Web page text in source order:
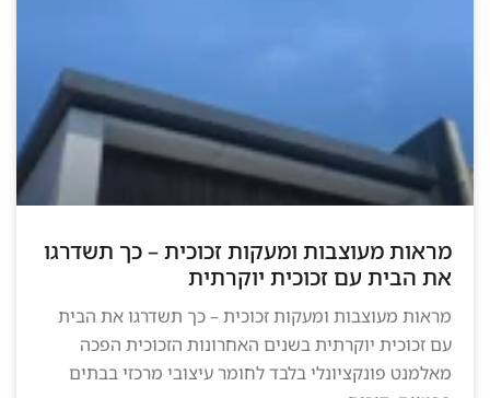
מראות מעוצבות ומעקות זכוכית – כך תשדרגו
את הבית עם זכוכית יוקרתית
מראות מעוצבות ומעקות זכוכית – כך תשדרגו את הבית
עם זכוכית יוקרתית בשנים האחרונות הזכוכית הפכה
מאלמנט פונקציונלי בלבד לחומר עיצובי מרכזי בבתים